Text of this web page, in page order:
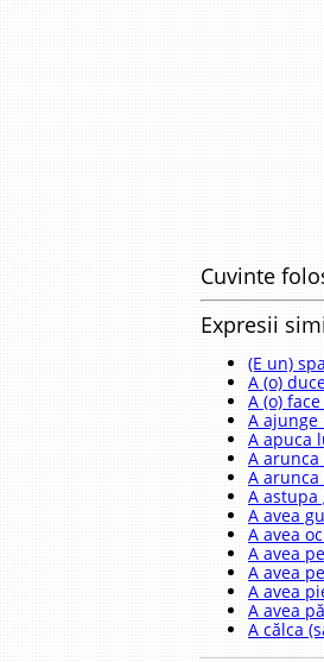
Cuvinte
Expresii
(E un)
A (o)
A (o)
A
A apuca
A
A
A
A avea
A avea
A avea
A avea
A avea
A avea
A călca